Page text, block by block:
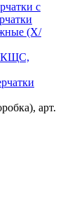
с
(Х/
КЩС,
арт.